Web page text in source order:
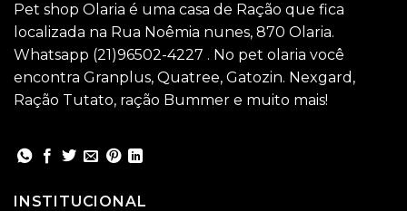
Pet shop Olaria é uma casa de Ração que fica
localizada na Rua Noêmia nunes, 870 Olaria.
Whatsapp (21)96502-4227 . No pet olaria você
encontra Granplus, Quatree, Gatozin. Nexgard,
Ração Tutato, ração Bummer e muito mais!
INSTITUCIONAL